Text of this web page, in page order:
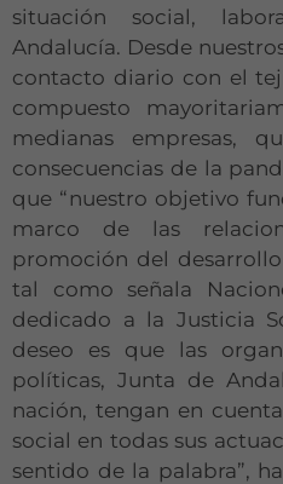
situación social,
Andalucía. Desde
contacto diario con el
compuesto
medianas empresas,
consecuencias de la
que “nuestro objetivo
marco de las
promoción del
tal como señala
dedicado a la Justicia
deseo es que las
políticas, Junta de
nación, tengan en
social en todas sus
sentido de la palabra”,